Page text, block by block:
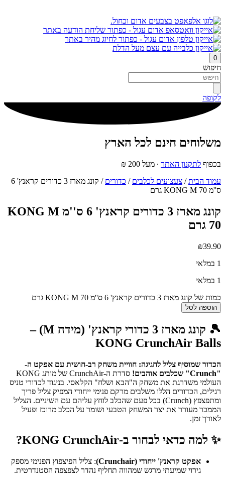
0
חיפוש
לקופה
משלוחים חינם לכל הארץ
בכפוף לתקנון האתר ∙ מעל 200 ₪
עמוד הבית/ צעצועים לכלבים / כדורים
/ קונג מארז 3 כדורים קראנץ' 6
ס''מ KONG M 70 גרם
קונג מארז 3 כדורים קראנץ' 6 ס''מ KONG M
70 גרם
₪39.90
1 במלאי
1 במלאי
כמות של קונג מארז 3 כדורים קראנץ' 6 ס''מ KONG M 70 גרם
הוספה לסל
🎾 קונג מארז 3 כדורי קראנץ' (מידה M) –
KONG CrunchAir Balls
הכדור שמוסיף צליל לחגיגה: חוויית משחק רב-חושית עם אפקט ה-
"Crunch" שכלבים אוהבים!
סדרת ה-CrunchAir של מותג KONG
העולמי משדרגת את משחק ה"הבא ושלח" הקלאסי. בניגוד לכדורי טניס
רגילים, הכדורים הללו משלבים מרקם פנימי ייחודי המפיק צליל פריך
ומתפצפץ (Crunch) בכל פעם שהכלב לוחץ עליהם עם השיניים. הצליל
הממכר מעורר את יצר המשחק הטבעי ושומר על הכלב מרוכז ופעיל
לאורך זמן.
✨ למה כדאי לבחור ב-KONG CrunchAir?
אפקט קראנץ' ייחודי (Crunchair)
: צליל הפיצפוץ הפנימי מספק
גירוי שמיעתי מרגש שמהווה תחליף נהדר לצפצפה הסטנדרטית.